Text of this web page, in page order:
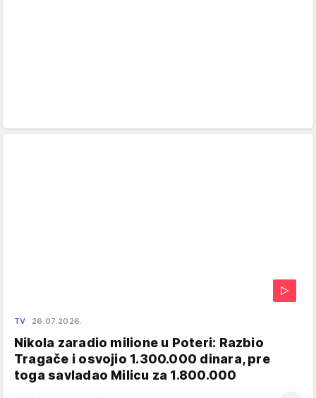
TV 26.07.2026.
Nikola zaradio milione u Poteri: Razbio
Tragače i osvojio 1.300.000 dinara, pre
toga savladao Milicu za 1.800.000